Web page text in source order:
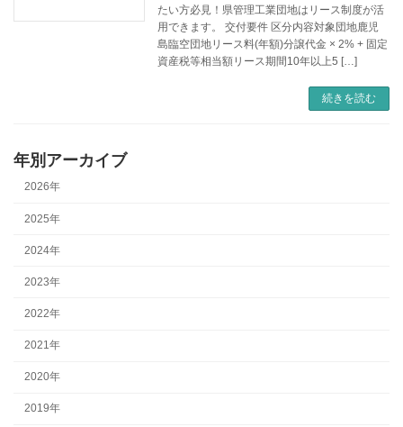
たい方必見！県管理工業団地はリース制度が活
用できます。 交付要件 区分内容対象団地鹿児
島臨空団地リース料(年額)分譲代金 × 2% + 固定
資産税等相当額リース期間10年以上5 […]
続きを読む
年別アーカイブ
2026年
2025年
2024年
2023年
2022年
2021年
2020年
2019年